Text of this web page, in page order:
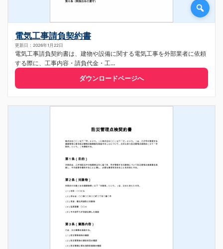
電気工事請負契約書
更新日：2026年1月22日
電気工事請負契約書は、建物や設備に関する電気工事を外部業者に依頼
する際に、工事内容・請負代金・工...
ダウンロードページへ